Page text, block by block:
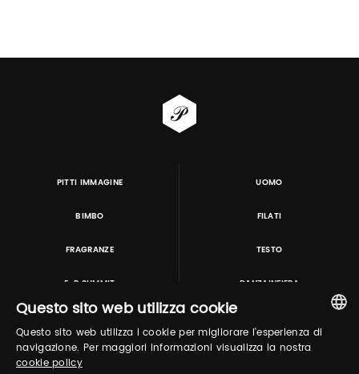
PITTI IMMAGINE UOMO
BIMBO FILATI
FRAGRANZE TESTO
E-P SUMMIT DANZAINFIERA
TUTORING & CONSULTING
ITALIAN
Questo sito web utilizza cookie
Questo sito web utilizza i cookie per migliorare l'esperienza di
navigazione. Per maggiori informazioni visualizza la nostra
cookie policy